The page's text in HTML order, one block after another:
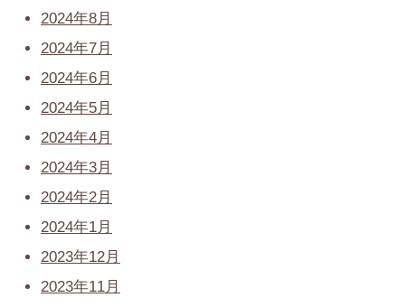
2024年8月
2024年7月
2024年6月
2024年5月
2024年4月
2024年3月
2024年2月
2024年1月
2023年12月
2023年11月